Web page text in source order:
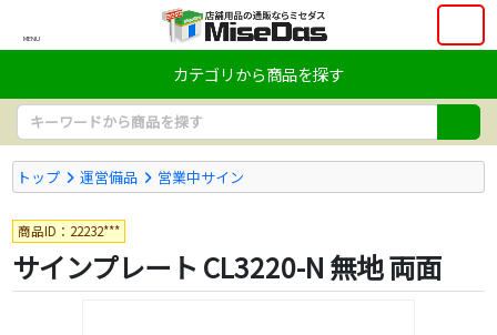
MENU
カテゴリから商品を探す
トップ 運営備品 営業中サイン
商品ID：22232***
サインプレート CL3220-N 無地 両面